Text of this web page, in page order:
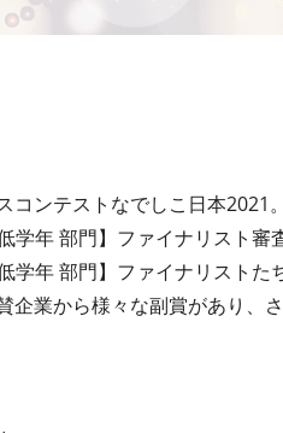
ンテストなでしこ日本2021。
学年 部門】ファイナリスト審
低学年 部門】ファイナリスト
企業から様々な副賞があり、